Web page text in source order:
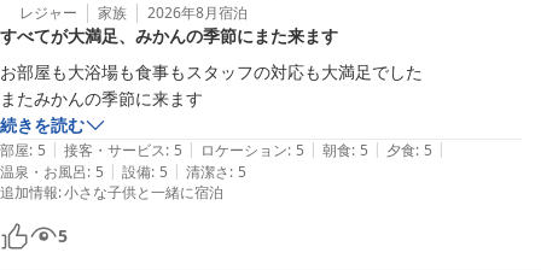
フロントスタッフや運転手の対応にお褒めの言葉をいただき、あり
がとうございます。
最後まで気持ち良く旅を終えていただけたとの言葉は、スタッフ一
同にとって何よりの励みです。
この度の素敵なご感想を糧に、今後もさらに心地よい滞在をご提供
できるよう努めてまいります。
レジャー 家族 2026年8月宿泊
すべてが大満足、みかんの季節にまた来ます
お部屋も大浴場も食事もスタッフの対応も大満足でした
またみかんの季節に来ます
続きを読む
部屋: 5 | 接客・サービス: 5 | ロケーション: 5 | 朝食: 5 | 夕食: 5 |
温泉・お風呂: 5 | 設備: 5 | 清潔さ: 5
追加情報:小さな子供と一緒に宿泊
5